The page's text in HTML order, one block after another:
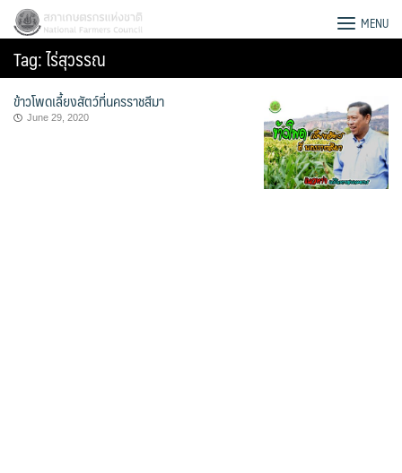
Skip
content
สภาเกษตรกรแห่งชาติ MENU
Tag:ไร่สุวรรณ
ข้าวโพดเลี้ยงสัตว์ที่นครราชสีมา
June 29, 2020